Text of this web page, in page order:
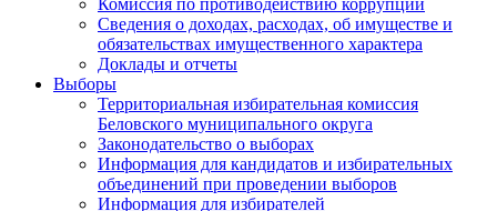
Комиссия по противодействию коррупции
Сведения о доходах, расходах, об имуществе и
обязательствах имущественного характера
Доклады и отчеты
Выборы
Территориальная избирательная комиссия
Беловского муниципального округа
Законодательство о выборах
Информация для кандидатов и избирательных
объединений при проведении выборов
Информация для избирателей